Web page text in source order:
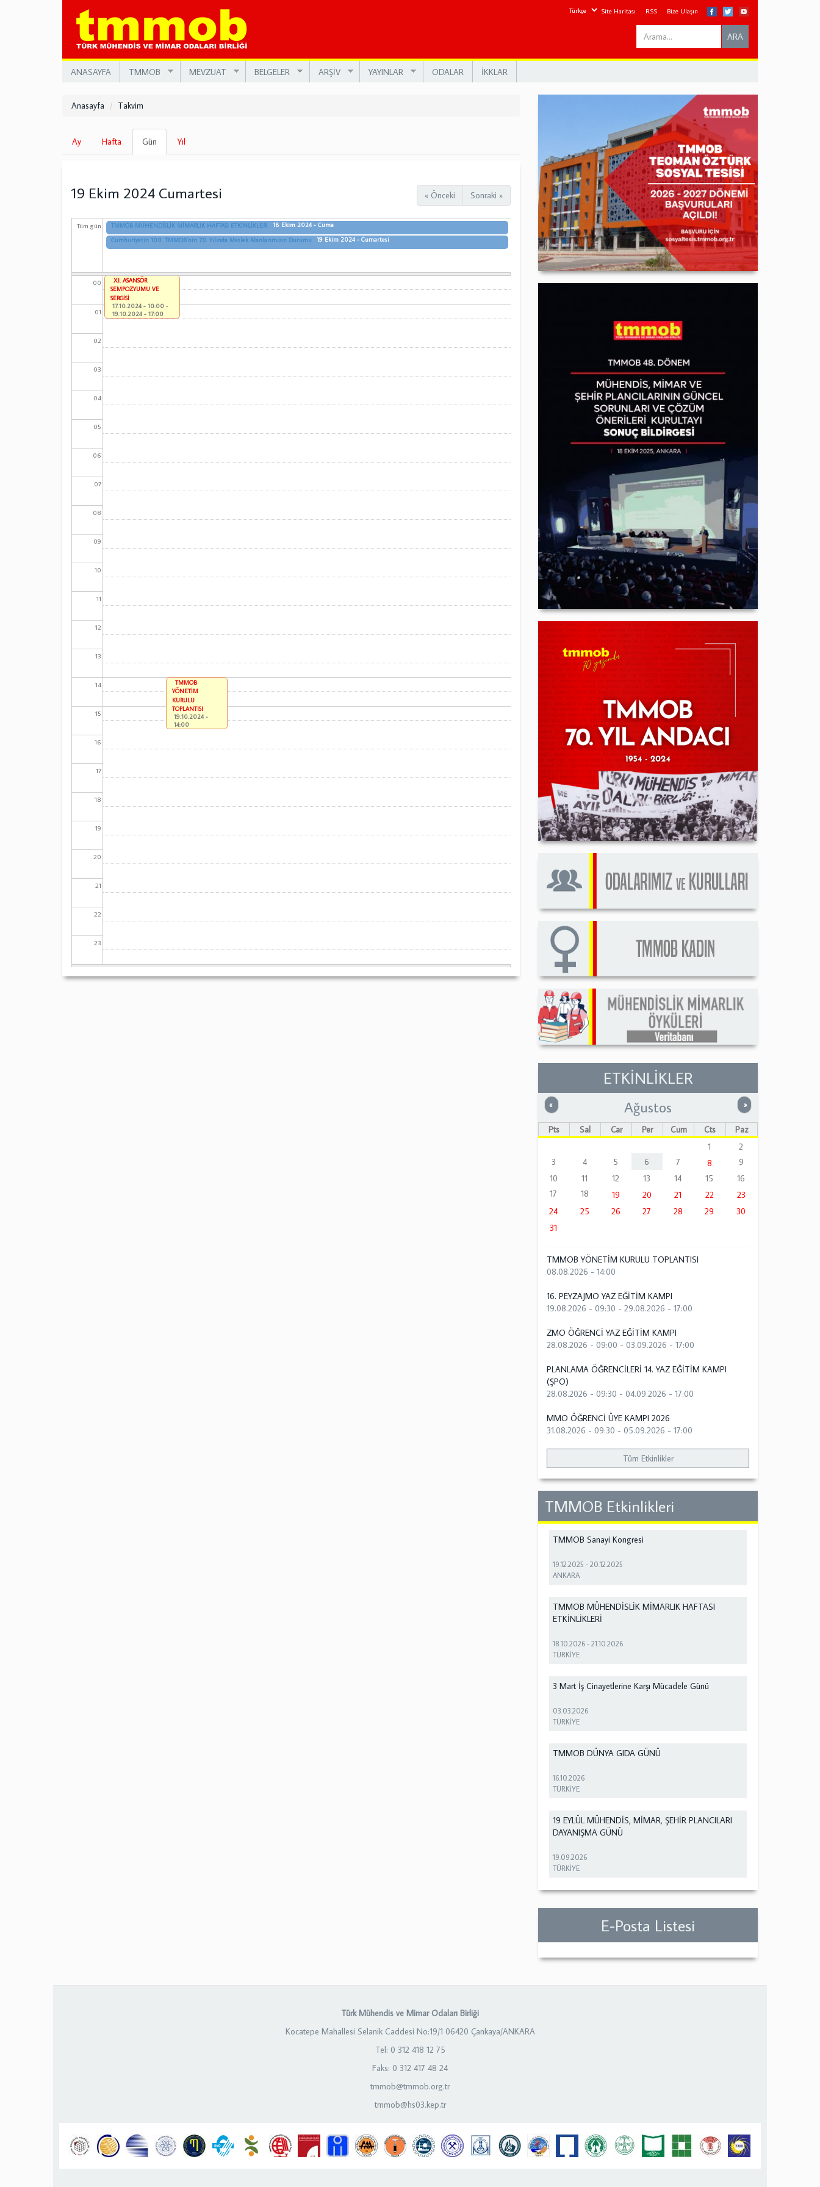
Site Haritası RSS Bize Ulaşın
Search
this
ARA
ANASAYFA TMMOB MEVZUAT BELGELER ARŞİV YAYINLAR ODALAR İKKLAR
Anasayfa Takvim
Birincil
sekmeler
Ay Hafta Gün
sekme)
Yıl
« Önceki Sonraki »
19 Ekim 2024 Cumartesi
Tüm gün TMMOB MÜHENDİSLİK MİMARLIK HAFTASI ETKİNLİKLERİ
18 Ekim 2024 - Cuma
Cumhuriyetin 100. TMMOB’nin 70. Yılında Meslek Alanlarımızın Durumu
19 Ekim 2024 - Cumartesi
00
01
02
03
04
05
06
07
08
09
10
11
12
13
14
15
16
17
18
19
20
21
22
23
XI. ASANSÖR
SEMPOZYUMU VE
SERGİSİ
17.10.2024 - 10:00 -
19.10.2024 - 17:00
TMMOB
YÖNETİM
KURULU
TOPLANTISI
19.10.2024 -
14:00
ETKİNLİKLER
« Önceki »Sonraki
Ağustos
Pts Sal Çar Per Cum Cts
Paz
1
2
3
4 5 6 7 8
9
10
11 12 13 14 15
16
17
18 19 20 21 22
23
24
25 26 27 28 29
30
31
TMMOB YÖNETİM KURULU TOPLANTISI
08.08.2026 - 14:00
16. PEYZAJMO YAZ EĞİTİM KAMPI
19.08.2026 - 09:30 -29.08.2026 - 17:00
ZMO ÖĞRENCİ YAZ EĞİTİM KAMPI
28.08.2026 - 09:00 -03.09.2026 - 17:00
PLANLAMA ÖĞRENCİLERİ 14. YAZ EĞİTİM KAMPI
(ŞPO)
28.08.2026 - 09:30 -04.09.2026 - 17:00
MMO ÖĞRENCİ ÜYE KAMPI 2026
31.08.2026 - 09:30 -05.09.2026 - 17:00
Tüm Etkinlikler
TMMOB Etkinlikleri
TMMOB Sanayi Kongresi
19.12.2025 -20.12.2025
ANKARA
TMMOB MÜHENDİSLİK MİMARLIK HAFTASI
ETKİNLİKLERİ
18.10.2026 -21.10.2026
TÜRKİYE
3 Mart İş Cinayetlerine Karşı Mücadele Günü
03.03.2026
TÜRKİYE
TMMOB DÜNYA GIDA GÜNÜ
16.10.2026
TÜRKİYE
19 EYLÜL MÜHENDİS, MİMAR, ŞEHİR PLANCILARI
DAYANIŞMA GÜNÜ
19.09.2026
TÜRKİYE
E-Posta Listesi
Türk Mühendis ve Mimar Odaları Birliği
Kocatepe Mahallesi Selanik Caddesi No:19/1 06420 Çankaya/ANKARA
Tel: 0 312 418 12 75
Faks: 0 312 417 48 24
tmmob@tmmob.org.tr
tmmob@hs03.kep.tr